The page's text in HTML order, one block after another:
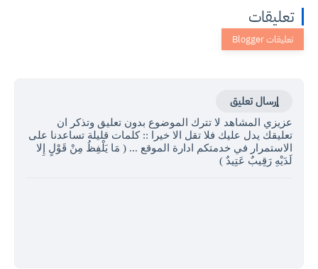
تعليقات
إرسال تعليق
عزيزي المشاهد لا تترك الموضوع بدون تعليق وتذكر ان
تعليقك يدل عليك فلا تقل الا خيرا :: كلمات قليلة تساعدنا على
الاستمرار في خدمتكم ادارة الموقع ... ( مَا يَلْفِظُ مِنْ قَوْلٍ إِلا
لَدَيْهِ رَقِيبٌ عَتِيدٌ )